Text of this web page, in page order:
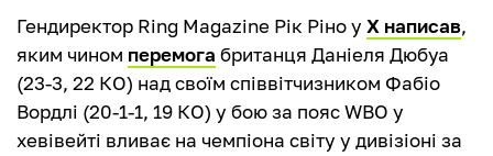
Гендиректор Ring Magazine Рік Ріно у Х написав,
яким чином перемога британця Даніеля Дюбуа
(23-3, 22 КО) над своїм співвітчизником Фабіо
Вордлі (20-1-1, 19 КО) у бою за пояс WBO у
хевівейті вливає на чемпіона світу у дивізіоні за